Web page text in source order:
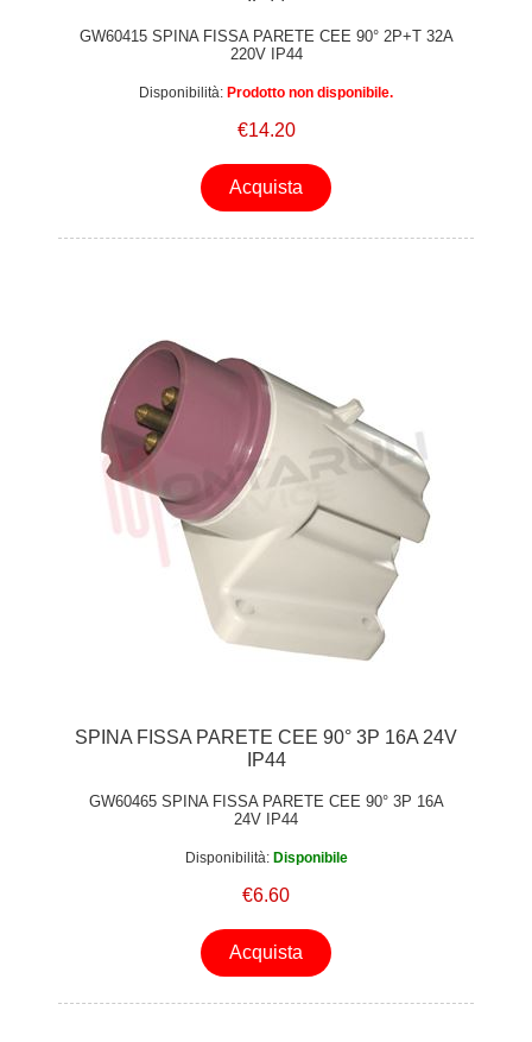
GW60415 SPINA FISSA PARETE CEE 90° 2P+T 32A
220V IP44
Disponibilità: Prodotto non disponibile.
€14.20
Acquista
SPINA FISSA PARETE CEE 90° 3P 16A 24V
IP44
GW60465 SPINA FISSA PARETE CEE 90° 3P 16A
24V IP44
Disponibilità: Disponibile
€6.60
Acquista